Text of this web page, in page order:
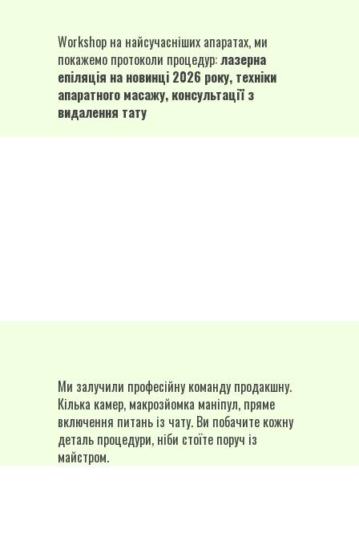
Workshop на найсучасніших апаратах, ми
покажемо протоколи процедур:лазерна
епіляція на новинці 2026 року, техніки
апаратного масажу, консультації з
видалення тату
Ми залучили професійну команду продакшну.
Кілька камер, макрозйомка маніпул, пряме
включення питань із чату. Ви побачите кожну
деталь процедури, ніби стоїте поруч із
майстром.